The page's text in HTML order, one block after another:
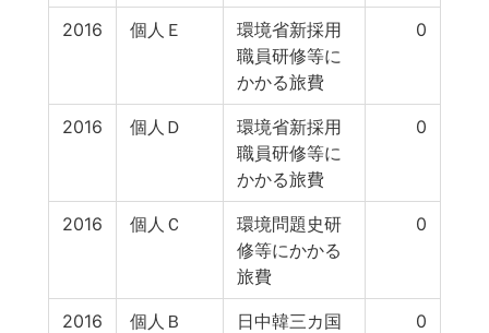
2016 個人Ｅ
環境省新採用
職員研修等に
かかる旅費
0
2016 個人Ｄ
環境省新採用
職員研修等に
かかる旅費
0
2016 個人Ｃ
環境問題史研
修等にかかる
旅費
0
2016 個人Ｂ
日中韓三カ国
0